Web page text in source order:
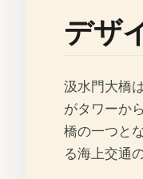
デザ
汲水門大橋
がタワーか
橋の一つと
る海上交通